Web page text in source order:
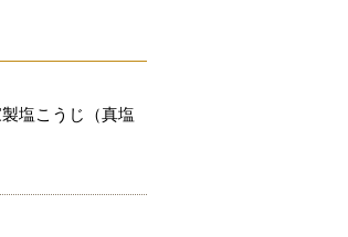
塩こうじ（真塩